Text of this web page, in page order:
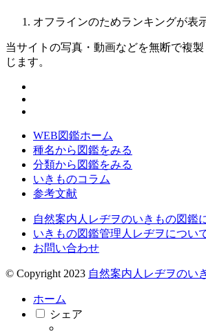
オフラインのためランキングが表
当サイトの写真・動画などを無断で複
じます。
WEB図鑑ホーム
種名から図鑑をみる
分類から図鑑をみる
いきものコラム
参考文献
自然案内人レヂヲのいきもの図鑑
いきもの図鑑管理人レヂヲについ
お問い合わせ
© Copyright 2023 自然案内人レヂヲのい
ホーム
シェア